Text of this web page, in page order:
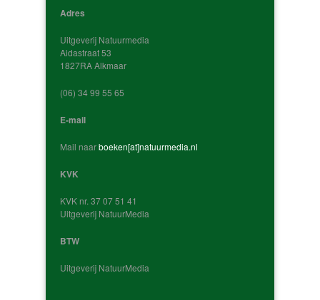
Adres
Uitgeverij Natuurmedia
Aidastraat 53
1827RA Alkmaar
‭(06) 34 99 55 65‬
E-mail
Mail naarboeken[at]natuurmedia.nl
KVK
KVK nr. 37 07 51 41
Uitgeverij NatuurMedia
BTW
Uitgeverij NatuurMedia